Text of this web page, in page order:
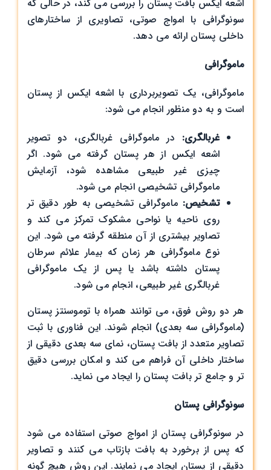
اشعه ایکس بافت پستان را بررسی می‌ کند، در حالی که
سونوگرافی با امواج صوتی، تصاویری از ساختارهای
داخلی پستان ارائه می ‌دهد.
ماموگرافی
ماموگرافی، یک تصویربرداری با اشعه ایکس از پستان
است و به دو منظور انجام می ‌شود:
غربالگری: در ماموگرافی غربالگری، دو تصویر
اشعه ایکس از هر پستان گرفته می ‌شود. اگر
چیزی غیر طبیعی مشاهده شود، آزمایش
ماموگرافی تشخیصی انجام می ‌شود.
تشخیص: ماموگرافی تشخیصی به طور دقیق ‌تر
روی ناحیه یا نواحی مشکوک تمرکز می ‌کند و
تصاویر بیشتری از آن منطقه گرفته می ‌شود. این
نوع ماموگرافی هر زمان که بیمار علائم سرطان
پستان داشته باشد یا پس از یک ماموگرافی
غربالگری غیر طبیعی، انجام می ‌شود.
هر دو روش فوق، می ‌توانند همراه با توموسنتز پستان
(ماموگرافی سه ‌بعدی) انجام شوند. این فناوری با ثبت
تصاویر متعدد از بافت پستان، نمای سه ‌بعدی دقیقی از
ساختار داخلی آن فراهم می‌ کند و امکان بررسی دقیق
‌تر و جامع ‌تر بافت پستان را ایجاد می ‌نماید.
سونوگرافی پستان
در سونوگرافی پستان از امواج صوتی استفاده می ‌شود
که پس از برخورد به بافت بازتاب می ‌کنند و تصاویر
دقیقی از پستان ایجاد می نمایند. این روش هیچ گونه